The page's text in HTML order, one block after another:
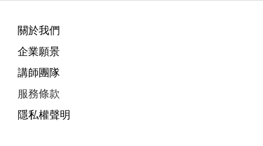
關於我們
企業願景
講師團隊
服務條款
隱私權聲明